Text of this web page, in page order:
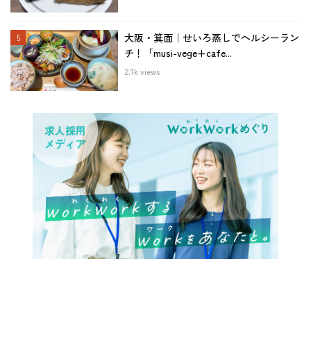
大阪・箕面｜せいろ蒸しでヘルシーラン
チ！「musi-vege+cafe...
2.1k views